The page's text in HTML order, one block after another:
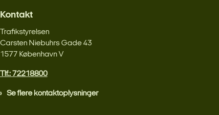
Kontakt
Trafikstyrelsen
Carsten Niebuhrs Gade 43
1577 København V
Tlf.: 72218800
Se flere kontaktoplysninger